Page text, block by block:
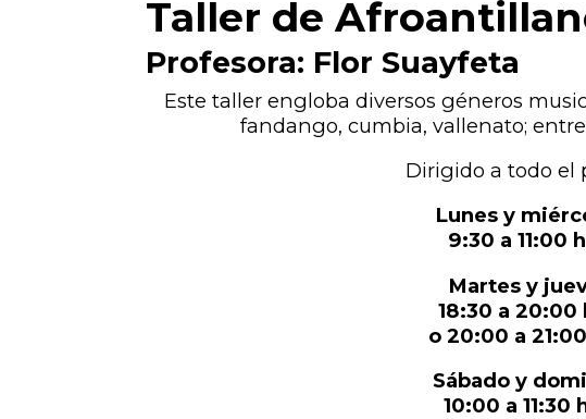
Taller de
Profesora: Flor Suayfeta
Este taller engloba diversos géneros
fandango, cumbia, vallenato;
Dirigido a todo el
Lunes y
9:30 a 11:00
Martes y
18:30 a 20:00
o 20:00 a
Sábado y
10:00 a 11:30